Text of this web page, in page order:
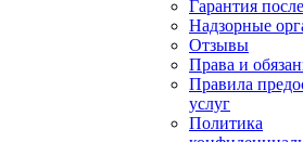
Гарантия
Надзорные
Отзывы
Права и
Правила
услуг
Политика